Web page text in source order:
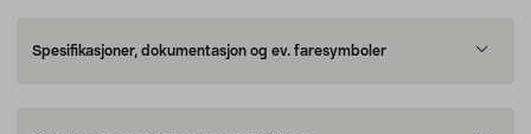
Spesifikasjoner, dokumentasjon og ev. faresymboler